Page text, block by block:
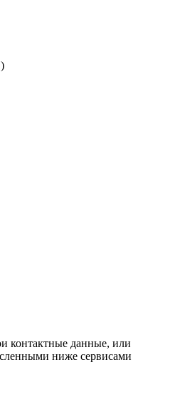
контактные данные, или
ниже сервисами